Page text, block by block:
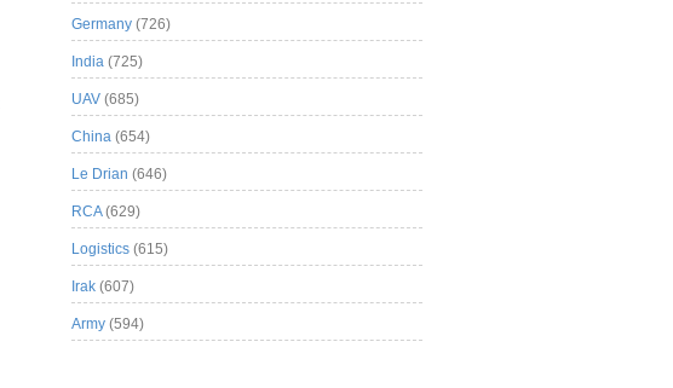
Germany (726)
India (725)
UAV (685)
China (654)
Le Drian (646)
RCA(629)
Logistics (615)
Irak (607)
Army (594)